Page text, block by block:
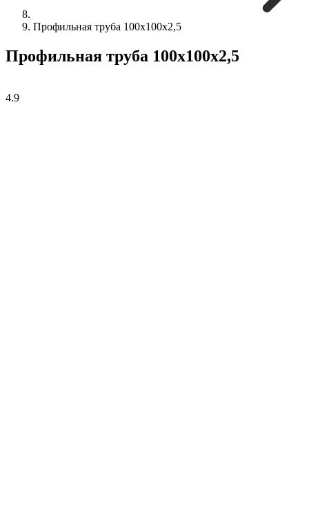
Профильная труба 100х100х2,5
Профильная труба 100х100х2,5
4.9